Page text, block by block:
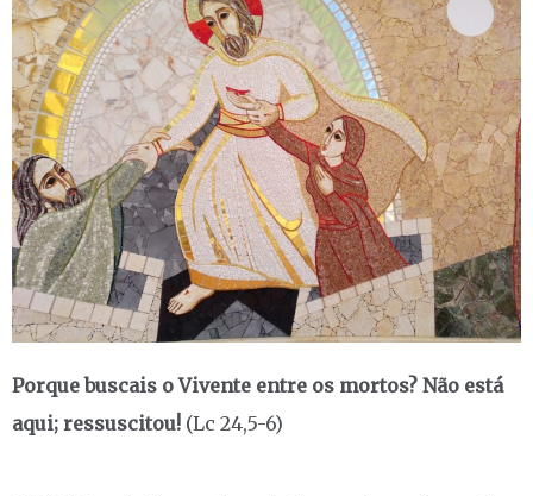
Porque buscais o Vivente entre os mortos? Não está
aqui; ressuscitou! (Lc 24,5-6)